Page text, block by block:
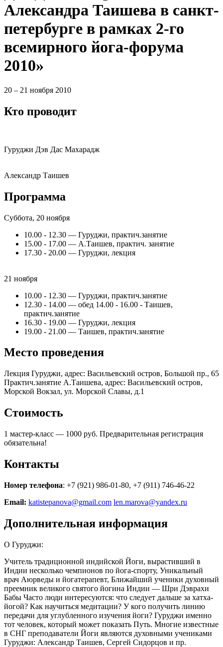
Александра Таишева в санкт-
петербурге в рамках 2-го
всемирного йога-форума
2010»
20 – 21 ноября 2010
Кто проводит
Гуруджи Дэв Дас Махарадж
Александр Таишев
Программа
Cуббота, 20 ноября
10.00 - 12.30 — Гуруджи, практич.занятие
15.00 - 17.00 — А.Таишев, практич. занятие
17.30 - 20.00 — Гуруджи, лекция
21 ноября
10.00 - 12.30 — Гуруджи, практич.занятие
12.30 - 14.00 — обед 14.00 - 16.00 - Таишев,
практич.занятие
16.30 - 19.00 — Гуруджи, лекция
19.00 - 21.00 — Таишев, практич.занятие
Место проведения
Лекция Гуруджи, адрес: Васильевский остров, Большой пр., 65
Практич.занятие А.Таишева, адрес: Васильевский остров,
Морской Вокзал, ул. Морской Славы, д.1
Стоимость
1 мастер-класс — 1000 руб. Предварительная регистрация
обязательна!
Контакты
Номер телефона: +7 (921) 986-01-80, +7 (911) 746-46-22
Email: katistepanova@gmail.com len.marova@yandex.ru
Дополнительная информация
О Гуруджи:
Учитель традиционной индийской Йоги, вырастивший в
Индии несколько чемпионов по йога-спорту, Уникальный
врач Аюрведы и йогатерапевт, Ближайший ученики духовный
преемник великого святого йогина Индии — Шри Дэврахи
Бабы Часто люди интересуются: что следует дальше за хатха-
йогой? Как научиться медитации? У кого получить линию
передачи для углубленного изучения йоги? Гуруджи именно
тот человек, который может показать Путь. Многие известные
в СНГ преподаватели Йоги являются духовными учениками
Гуруджи: Александр Таишев, Сергей Сидорцов и пр.